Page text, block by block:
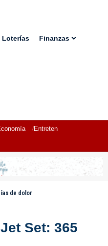
Loterías Finanzas
Entretenimiento
de dolor
Set: 365